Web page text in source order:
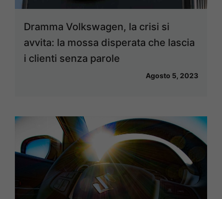
Dramma Volkswagen, la crisi si
avvita: la mossa disperata che lascia
i clienti senza parole
Agosto 5, 2023